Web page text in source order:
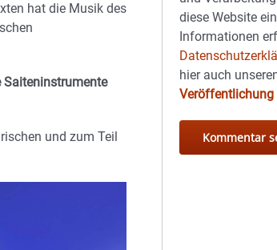
hat die Musik des
Saiteninstrumente
und zum Teil
diese Website
Informationen
hier auch